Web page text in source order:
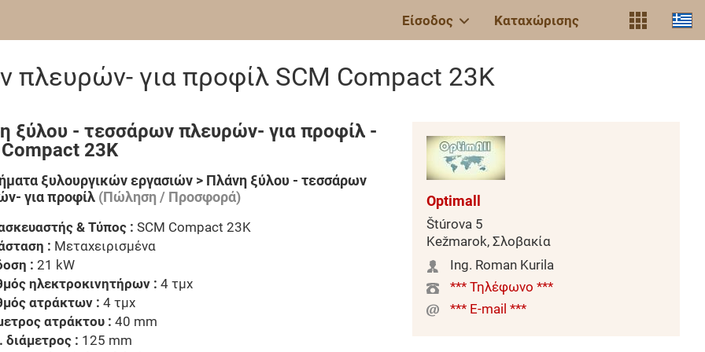
Είσοδος Καταχώρισης
πλευρών- για προφίλ SCM Compact 23K
ξύλου - τεσσάρων πλευρών- για προφίλ -
23K
ξυλουργικών εργασιών > Πλάνη ξύλου - τεσσάρων
για προφίλ (Πώληση / Προσφορά)
& Τύπος : SCM Compact 23K
: Μεταχειρισμένα
: 21 kW
ηλεκτροκινητήρων : 4 τμχ
ατράκτων : 4 τμχ
ατράκτου : 40 mm
διάμετρος : 125 mm
Optimall
Štúrova 5
Kežmarok, Σλοβακία
Ing. Roman Kurila
*** Τηλέφωνο ***
*** E-mail ***